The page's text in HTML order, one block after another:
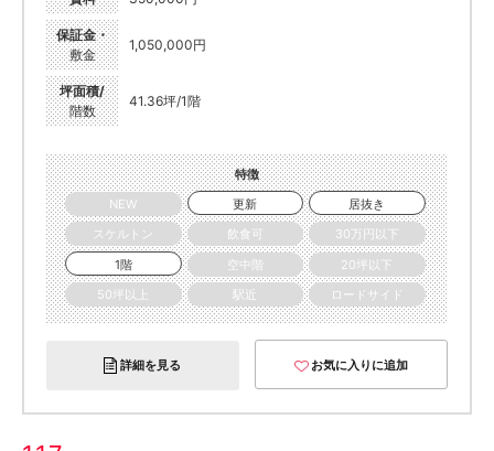
保証金・
敷金
1,050,000円
坪面積/
階数
41.36坪/1階
特徴
NEW
更新
居抜き
スケルトン
飲食可
30万円以下
1階
空中階
20坪以下
50坪以上
駅近 ロードサイド
詳細を見る お気に入りに追加